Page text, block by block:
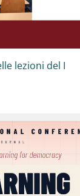
lezioni del I